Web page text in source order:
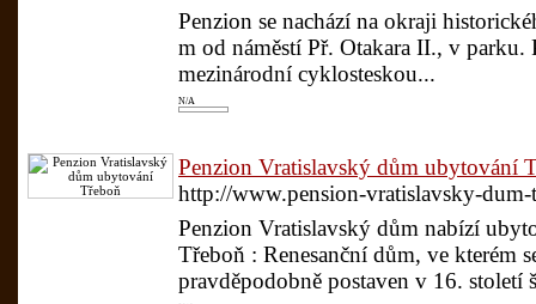
Penzion se nachází na okraji
m od náměstí Př. Otakara II., v parku.
mezinárodní cyklosteskou...
N/A
Penzion Vratislavský dům ubytování
http://www.pension-vratislavsky-
Penzion Vratislavský dům nabízí
Třeboň : Renesanční dům, ve kterém
pravděpodobně postaven v 16.